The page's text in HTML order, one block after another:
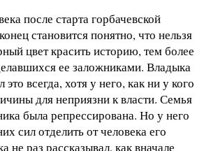
после старта горбачевской
становится понятно, что нельзя
цвет красить историю, тем более
ее заложниками. Владыка
всегда, хотя у него, как ни у кого
для неприязни к власти. Семья
была репрессирована. Но у него
сил отделить от человека его
раз рассказывал, как вначале